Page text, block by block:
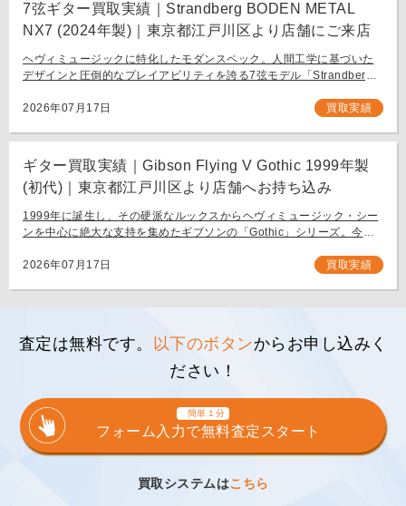
7弦ギター買取実績｜Strandberg BODEN METAL
NX7 (2024年製)｜東京都江戸川区より店舗にご来店
ヘヴィミュージックに特化したモダンスペック。人間工学に基づいた
デザインと圧倒的なプレイアビリティを誇る7弦モデル「Strandberg
タリスト […]
2026年07月17日 買取実績
ギター買取実績｜Gibson Flying V Gothic 1999年製
(初代)｜東京都江戸川区より店舗へお持ち込み
1999年に誕生し、その硬派なルックスからヘヴィミュージック・シー
ンを中心に絶大な支持を集めたギブソンの「Gothic」シリーズ。今回
[…]
2026年07月17日 買取実績
査定は無料です。 以下のボタンからお申し込みく
ださい！
簡単１分
フォーム入力で無料査定スタート
買取システムはこちら